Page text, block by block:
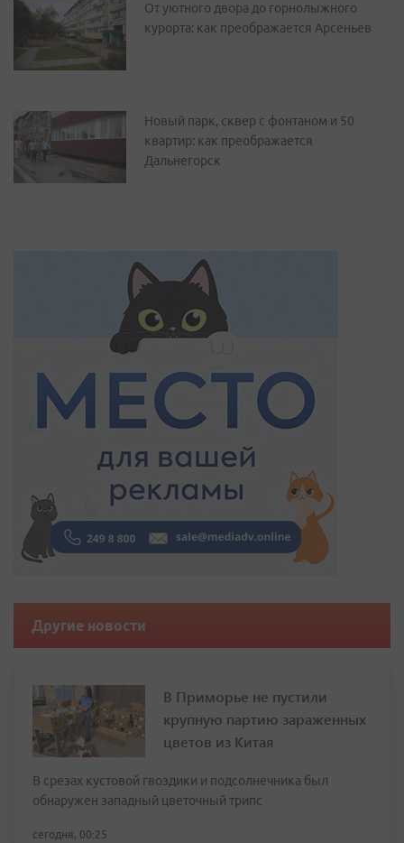
От уютного двора до горнолыжного
курорта: как преображается Арсеньев
Новый парк, сквер с фонтаном и 50
квартир: как преображается
Дальнегорск
Другие новости
В Приморье не пустили
крупную партию зараженных
цветов из Китая
В срезах кустовой гвоздики и подсолнечника был
обнаружен западный цветочный трипс
сегодня, 00:25